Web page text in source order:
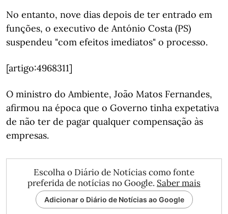
No entanto, nove dias depois de ter entrado em
funções, o executivo de António Costa (PS)
suspendeu "com efeitos imediatos" o processo.
[artigo:4968311]
O ministro do Ambiente, João Matos Fernandes,
afirmou na época que o Governo tinha expetativa
de não ter de pagar qualquer compensação às
empresas.
Escolha o Diário de Notícias como fonte
preferida de notícias no Google. Saber mais
Adicionar o Diário de Notícias ao Google